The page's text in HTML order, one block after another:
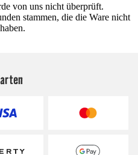
von uns nicht überprüft.
stammen, die die Ware nicht